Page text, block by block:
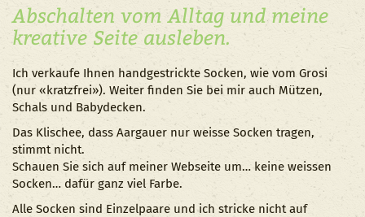
Abschalten vom Alltag und meine
kreative Seite ausleben.
Ich verkaufe Ihnen handgestrickte Socken, wie vom Grosi
(nur «kratzfrei»). Weiter finden Sie bei mir auch Mützen,
Schals und Babydecken.
Das Klischee, dass Aargauer nur weisse Socken tragen,
stimmt nicht.
Schauen Sie sich auf meiner Webseite um… keine weissen
Socken… dafür ganz viel Farbe.
Alle Socken sind Einzelpaare und ich stricke nicht auf